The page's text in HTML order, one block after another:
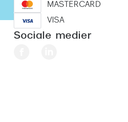
MASTERCARD
VISA
Sociale medier